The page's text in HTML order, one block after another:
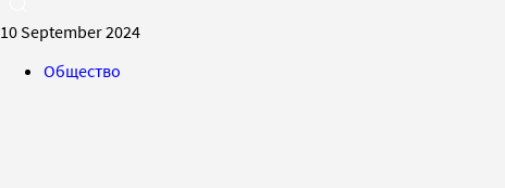
10 September 2024
Общество